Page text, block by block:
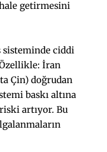
getirmesini
sisteminde ciddi
İran
Çin) doğrudan
baskı altına
artıyor. Bu